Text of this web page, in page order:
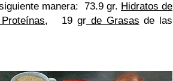
manera: 73.9 gr. Hidratos de
19 gr de Grasas de las